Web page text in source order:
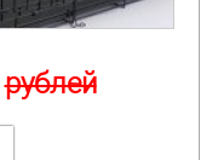
рублей